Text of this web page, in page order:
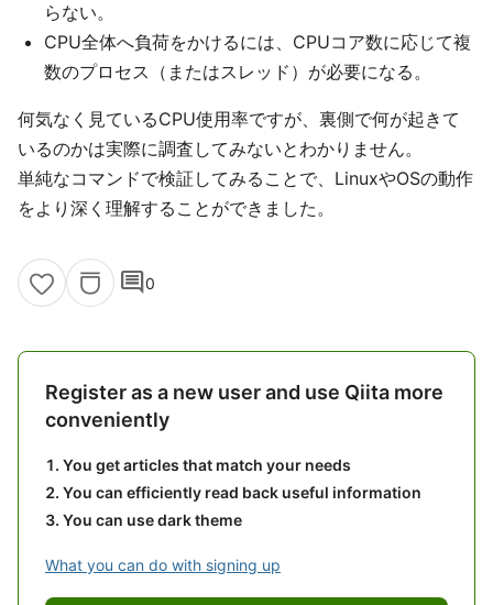
らない。
CPU全体へ負荷をかけるには、CPUコア数に応じて複
数のプロセス（またはスレッド）が必要になる。
何気なく見ているCPU使用率ですが、裏側で何が起きて
いるのかは実際に調査してみないとわかりません。
単純なコマンドで検証してみることで、LinuxやOSの動作
をより深く理解することができました。
comment0
Register as a new user and use Qiita more
conveniently
You get articles that match your needs
You can efficiently read back useful information
You can use dark theme
What you can do with signing up